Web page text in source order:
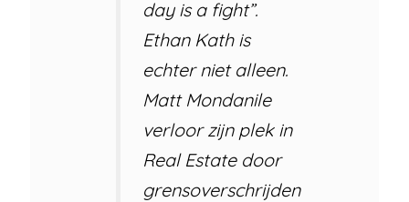
day is a fight”.
Ethan Kath is
echter niet alleen.
Matt Mondanile
verloor zijn plek in
Real Estate door
grensoverschrijden